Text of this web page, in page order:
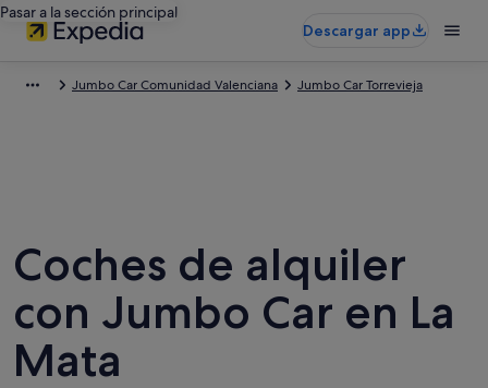
Pasar a la sección principal
Descargar app
Jumbo Car Comunidad Valenciana Jumbo Car Torrevieja
Coches de alquiler
con Jumbo Car en La
Mata